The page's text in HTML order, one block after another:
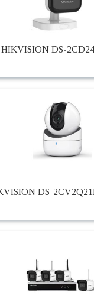
HIKVISION DS-
DS-